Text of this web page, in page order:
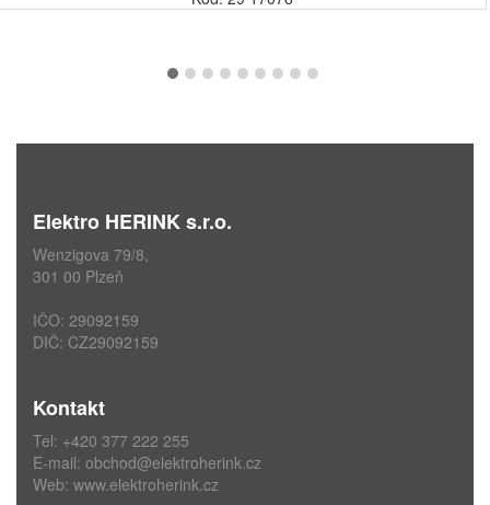
Elektro HERINK s.r.o.
Wenzigova 79/8,
301 00 Plzeň
IČO: 29092159
DIČ: CZ29092159
Kontakt
Tel: +420 377 222 255
E-mail: obchod@elektroherink.cz
Web: www.elektroherink.cz